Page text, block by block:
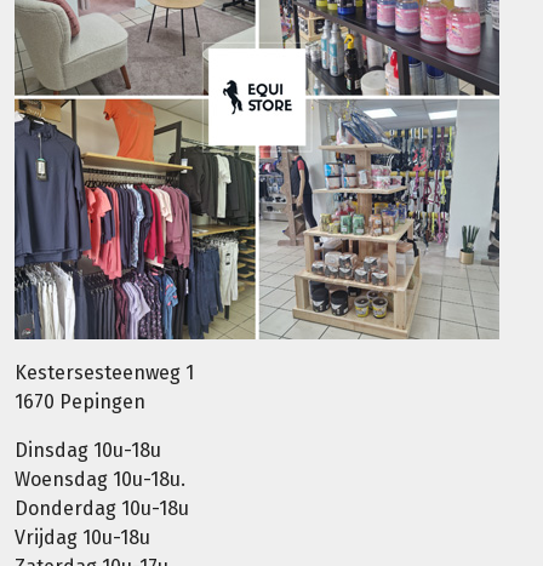
Kestersesteenweg 1
1670 Pepingen
Dinsdag 10u-18u
Woensdag 10u-18u.
Donderdag 10u-18u
Vrijdag 10u-18u